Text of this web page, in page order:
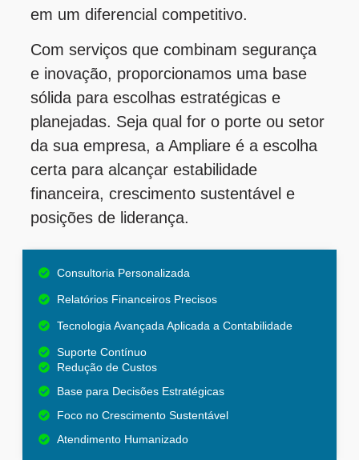
em um diferencial competitivo.
Com serviços que combinam segurança
e inovação, proporcionamos uma base
sólida para escolhas estratégicas e
planejadas. Seja qual for o porte ou setor
da sua empresa, a Ampliare é a escolha
certa para alcançar estabilidade
financeira, crescimento sustentável e
posições de liderança.
Consultoria Personalizada
Relatórios Financeiros Precisos
Tecnologia Avançada Aplicada a Contabilidade
Suporte Contínuo
Redução de Custos
Base para Decisões Estratégicas
Foco no Crescimento Sustentável
Atendimento Humanizado